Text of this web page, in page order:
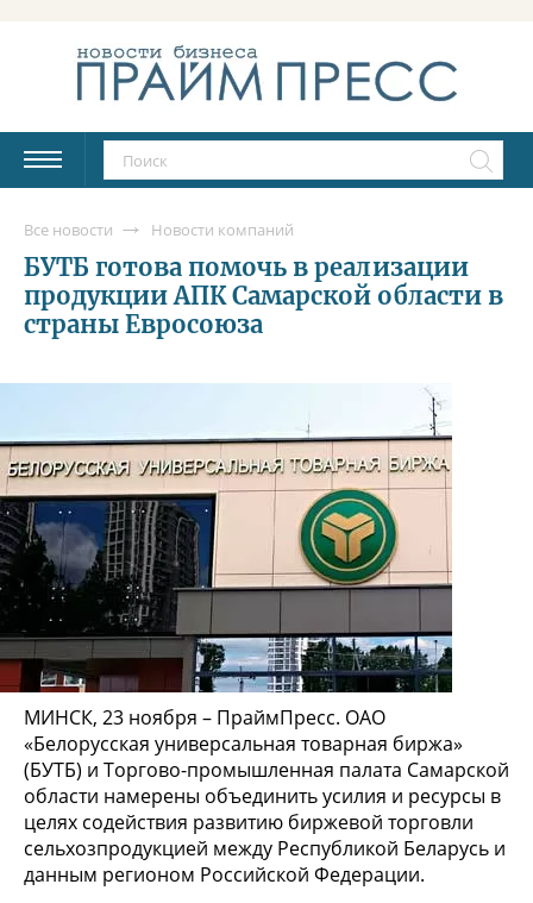
Все новости Новости компаний
БУТБ готова помочь в реализации
продукции АПК Самарской области в
страны Евросоюза
МИНСК, 23 ноября – ПраймПресс. ОАО
«Белорусская универсальная товарная биржа»
(БУТБ) и Торгово-промышленная палата Самарской
области намерены объединить усилия и ресурсы в
целях содействия развитию биржевой торговли
сельхозпродукцией между Республикой Беларусь и
данным регионом Российской Федерации.